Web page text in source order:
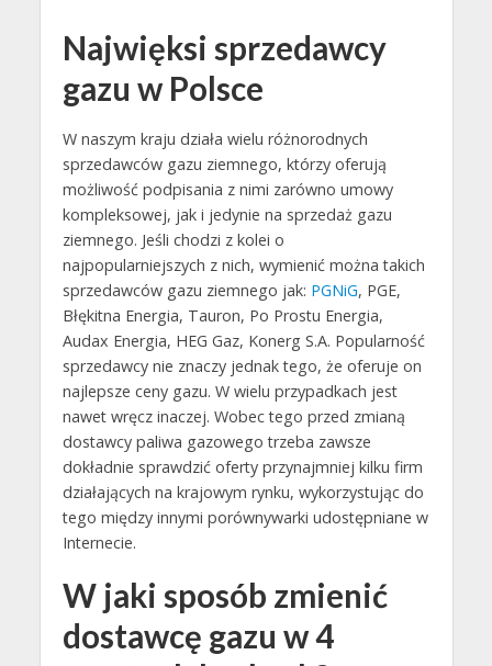
Najwięksi sprzedawcy
gazu w Polsce
W naszym kraju działa wielu różnorodnych
sprzedawców gazu ziemnego, którzy oferują
możliwość podpisania z nimi zarówno umowy
kompleksowej, jak i jedynie na sprzedaż gazu
ziemnego. Jeśli chodzi z kolei o
najpopularniejszych z nich, wymienić można takich
sprzedawców gazu ziemnego jak: PGNiG, PGE,
Błękitna Energia, Tauron, Po Prostu Energia,
Audax Energia, HEG Gaz, Konerg S.A. Popularność
sprzedawcy nie znaczy jednak tego, że oferuje on
najlepsze ceny gazu. W wielu przypadkach jest
nawet wręcz inaczej. Wobec tego przed zmianą
dostawcy paliwa gazowego trzeba zawsze
dokładnie sprawdzić oferty przynajmniej kilku firm
działających na krajowym rynku, wykorzystując do
tego między innymi porównywarki udostępniane w
Internecie.
W jaki sposób zmienić
dostawcę gazu w 4